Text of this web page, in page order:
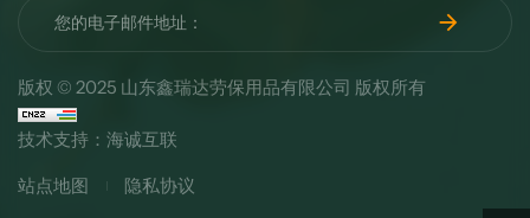
版权 © 2025 山东鑫瑞达劳保用品有限公司 版权所有
技术支持：海诚互联
站点地图 隐私协议